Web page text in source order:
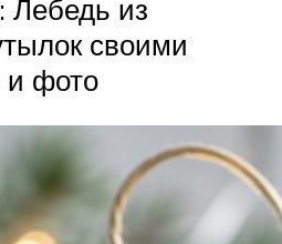
Лебедь из
своими
и фото